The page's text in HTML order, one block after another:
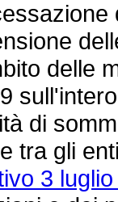
delle
di
tra gli
3